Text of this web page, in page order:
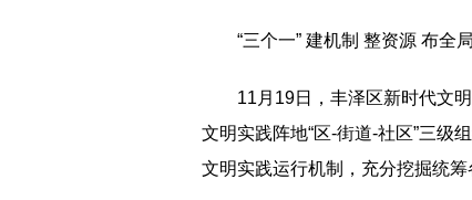
“三个一” 建机制 整资源 布全局
11月19日，丰泽区新时代文
文明实践阵地“区-街道-社区”三级
文明实践运行机制，充分挖掘统